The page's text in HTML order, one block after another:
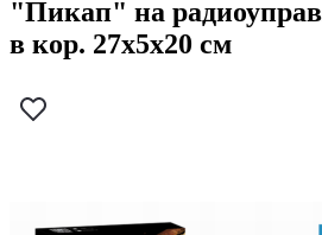
"Пикап" на
в кор. 27х5х20 см